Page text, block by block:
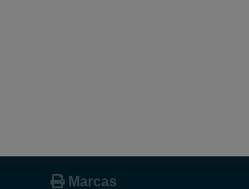
Marcas